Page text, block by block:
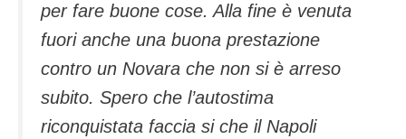
per fare buone cose. Alla fine è venuta
fuori anche una buona prestazione
contro un Novara che non si è arreso
subito. Spero che l’autostima
riconquistata faccia si che il Napoli